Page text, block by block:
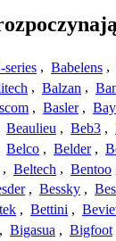
series , Babelens ,
, Balzan ,
, Basler ,
Beaulieu , Beb3 ,
Belco , Belder ,
, Beltech , Bentoo
, Bessky ,
, Bettini ,
, Bigasua , Bigfoot